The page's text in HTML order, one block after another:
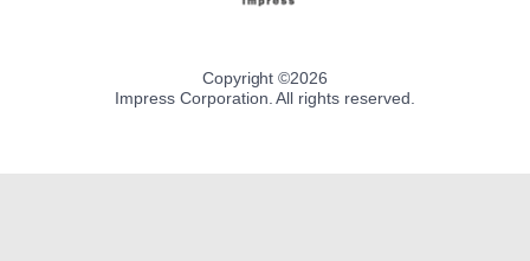
Copyright ©2026
Impress Corporation. All rights reserved.